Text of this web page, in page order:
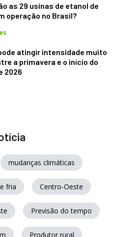
as 29 usinas de etanol de
operação no Brasil?
atingir intensidade muito
a primavera e o início do
2026
mudanças climáticas
fria Centro-Oeste
Previsão do tempo
Produtor rural